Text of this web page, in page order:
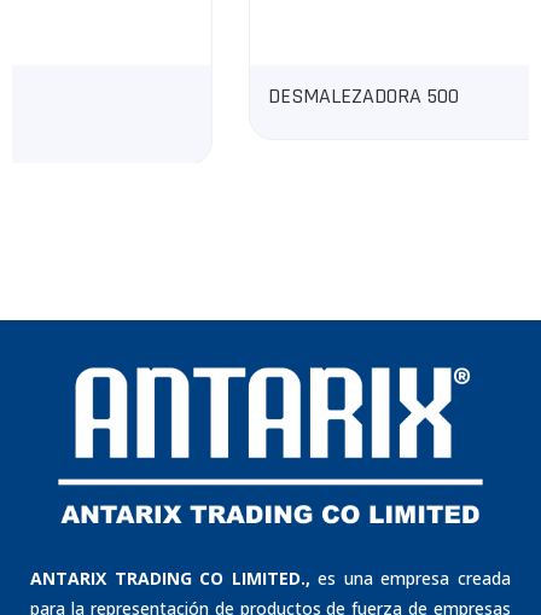
ANTARIX TRADING CO LIMITED.,
es una empresa creada
para la representación de productos de fuerza de empresas